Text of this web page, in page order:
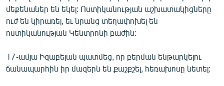
մեքենաներ են եկել: Ոստիկանության աշխատակիցները
ուժ են կիրառել, եւ նրանց տեղափոխել են
ոստիկանության Կենտրոնի բաժին:
17-ամյա Իզաբելան պատմեց, որ բերման ենթարկելու
ճանապարհին իր մազերն են քաշքշել, հեռախոսը նետել: